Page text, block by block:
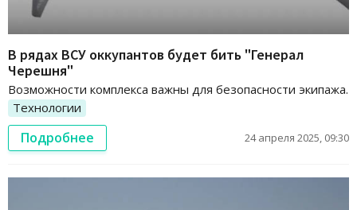
В рядах ВСУ оккупантов будет бить "Генерал
Черешня"
Возможности комплекса важны для безопасности экипажа.
Технологии
Подробнее 24 апреля 2025, 09:30